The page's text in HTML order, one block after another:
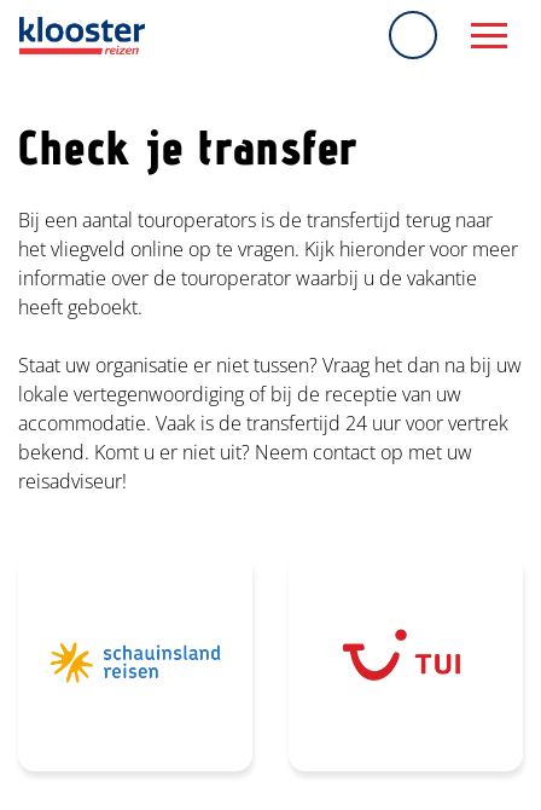
overslaan
Check je transfer
Bij een aantal touroperators is de transfertijd terug naar
het vliegveld online op te vragen. Kijk hieronder voor meer
informatie over de touroperator waarbij u de vakantie
heeft geboekt.
Staat uw organisatie er niet tussen? Vraag het dan na bij uw
lokale vertegenwoordiging of bij de receptie van uw
accommodatie. Vaak is de transfertijd 24 uur voor vertrek
bekend. Komt u er niet uit? Neem contact op met uw
reisadviseur!